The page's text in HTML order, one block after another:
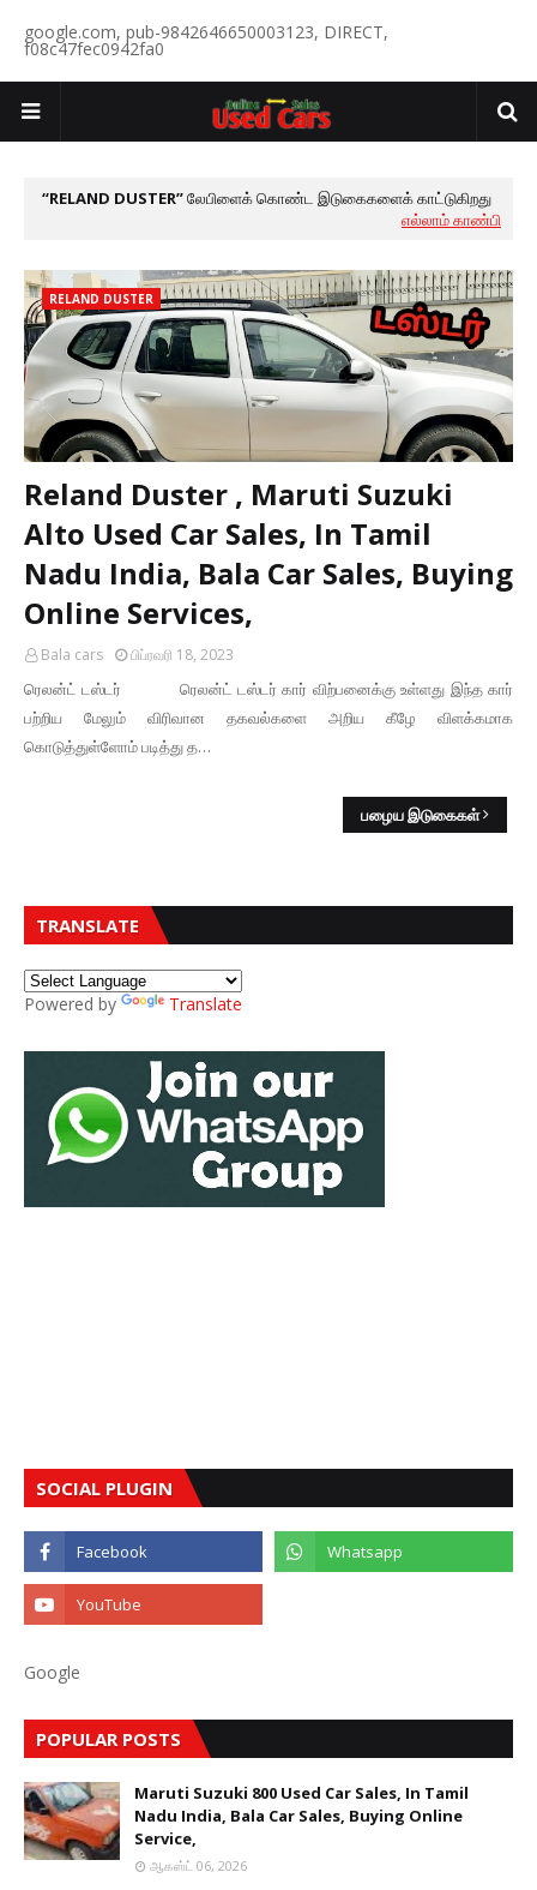
google.com, pub-9842646650003123, DIRECT,
f08c47fec0942fa0
RELAND DUSTER லேபிளைக் கொண்ட இடுகைகளைக் காட்டுகிறது
எல்லாம் காண்பி
RELAND DUSTER
Reland Duster , Maruti Suzuki
Alto Used Car Sales, In Tamil
Nadu India, Bala Car Sales, Buying
Online Services,
Bala cars பிப்ரவரி 18, 2023
ரெலன்ட் டஸ்டர் ரெலன்ட் டஸ்டர் கார் விற்பனைக்கு உள்ளது இந்த கார்
பற்றிய மேலும் விரிவான தகவல்களை அறிய கீழே விளக்கமாக
கொடுத்துள்ளோம் படித்து த…
பழைய இடுகைகள்
TRANSLATE
Powered by Translate
SOCIAL PLUGIN
Google
POPULAR POSTS
Maruti Suzuki 800 Used Car Sales, In Tamil
Nadu India, Bala Car Sales, Buying Online
Service,
ஆகஸ்ட் 06, 2026